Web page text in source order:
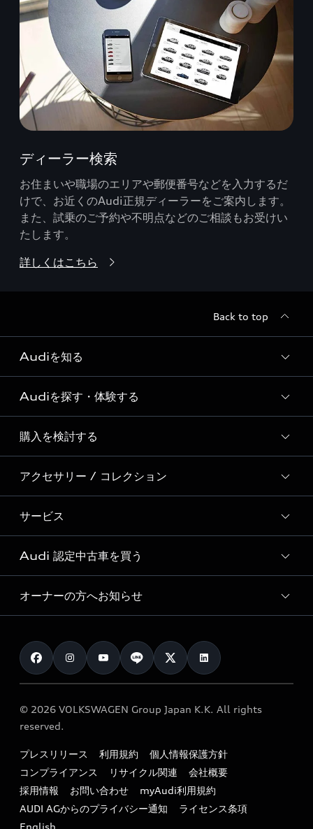
ディーラー検索
お住まいや職場のエリアや郵便番号などを入力するだ
けで、お近くのAudi正規ディーラーをご案内します。
また、試乗のご予約や不明点などのご相談もお受けい
たします。
詳しくはこちら
Back to top
Audiを知る
Audi ブランド
Story of Progress
Audi Sport
Formula 1®
デジタルサービス
Audiを探す・体験する
ディーラー検索
新車在庫検索
試乗車・展示車検索
見積り依頼
試乗予約
購入を検討する
モデル一覧
特別仕様モデル / 限定モデル
e-tronラインアップ
価格シミュレーション
車両比較
カタログ一覧
アクセサリー / コレクション
純正アクセサリー
オンラインショップ
Audi collection
アウディナビアプリ
サービス
サービス入庫予約
サービスプログラム
メンテナンス
車検 / 定期点検
e-tronアフターサポート
myAudi
Audi 認定中古車を買う
Audi認定中古車
クオリティ
保証
メンテナンス
ファイナンス
キャンペーン / イベント
買取査定
オーナーの方へお知らせ
お知らせ
オーナー様向けキャンペーン
特定整備適用車一覧
リサイクル法
よくある質問（FAQ）
© 2026 VOLKSWAGEN Group Japan K.K. All rights
reserved.
プレスリリース 利用規約
個人情報保護方針
コンプライアンス
リサイクル関連
会社概要
採用情報
お問い合わせ
myAudi利用規約
AUDI AGからのプライバシー通知
ライセンス条項
English